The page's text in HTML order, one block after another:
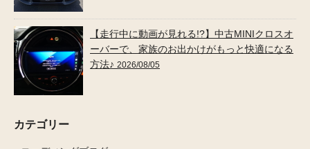
【走行中に動画が見れる!?】中古MINIクロスオ
ーバーで、家族のお出かけがもっと快適になる
方法♪ 2026/08/05
カテゴリー